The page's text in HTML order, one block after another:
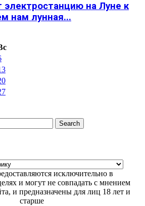
электростанцию на Луне к
нам лунная...
Search
исключительно в
и могут не совпадать с мнением
и предназначены для лиц 18 лет и
старше